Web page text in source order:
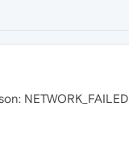
NETWORK_FAILED